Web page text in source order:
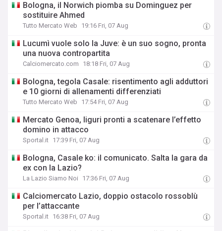
Bologna, il Norwich piomba su Dominguez per
sostituire Ahmed
Tutto Mercato Web 19:16 Fri, 07 Aug
Lucumì vuole solo la Juve: è un suo sogno, pronta
una nuova contropartita
Calciomercato.com 18:18 Fri, 07 Aug
Bologna, tegola Casale: risentimento agli adduttori
e 10 giorni di allenamenti differenziati
Tutto Mercato Web 17:54 Fri, 07 Aug
Mercato Genoa, liguri pronti a scatenare l’effetto
domino in attacco
Sportal.it 17:39 Fri, 07 Aug
Bologna, Casale ko: il comunicato. Salta la gara da
ex con la Lazio?
La Lazio Siamo Noi 17:36 Fri, 07 Aug
Calciomercato Lazio, doppio ostacolo rossoblù
per l’attaccante
Sportal.it 16:38 Fri, 07 Aug